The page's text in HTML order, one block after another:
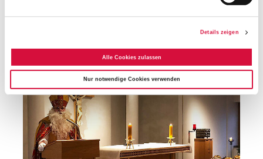
Details zeigen
Alle Cookies zulassen
Nur notwendige Cookies verwenden